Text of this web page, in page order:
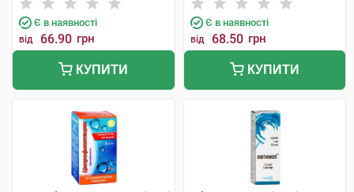
Є в наявності
від 66.90 грн
КУПИТИ
Є в наявності
від 68.50 грн
КУПИТИ